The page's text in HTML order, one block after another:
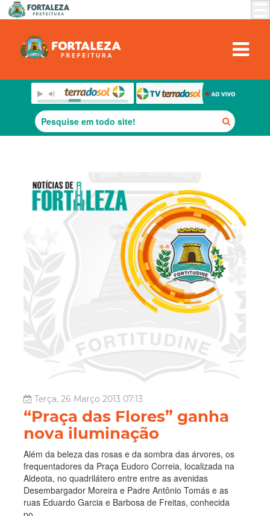
Terça, 26 Março 2013 07:13
“Praça das Flores” ganha
nova iluminação
Além da beleza das rosas e da sombra das árvores, os
frequentadores da Praça Eudoro Correia, localizada na
Aldeota, no quadrilátero entre entre as avenidas
Desembargador Moreira e Padre Antônio Tomás e as
ruas Eduardo Garcia e Barbosa de Freitas, conhecida